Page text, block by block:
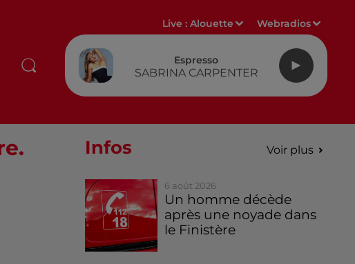
Live :Alouette Webradios
Espresso
SABRINA CARPENTER
Infos Voir plus
6 août 2026
Un homme décède
après une noyade dans
le Finistère